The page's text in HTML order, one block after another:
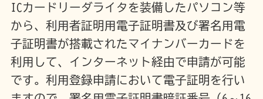
ICカードリーダライタを装備したパソコン等
から、利用者証明用電子証明書及び署名用電
子証明書が搭載されたマイナンバーカードを
利用して、インターネット経由で申請が可能
です。利用登録申請において電子証明を行い